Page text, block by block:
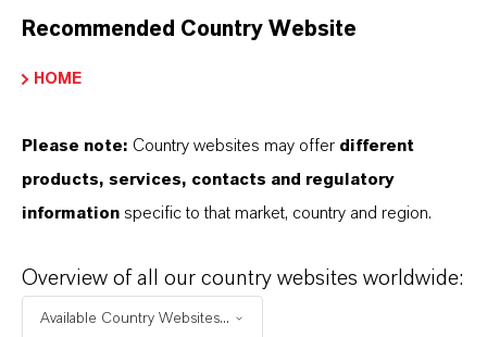
Phenylendiisocyanat). Im letztgenannten Fall
Lösungsmittelbeständigkeit und ein
Außerdem umfasst sie eine Reihe von Polyolen
wie Polyether, Polyester, Polycaprolactone und
Polycarbonate.
Weiterführende Informationen finden sich
unter http://ure.lanxess.de.
Recommended Country Website
HOME
Please note: Country websites may offer different
products, services, contacts and regulatory
information specific to that market, country and region.
Overview of all our country websites worldwide:
Available Country Websites...